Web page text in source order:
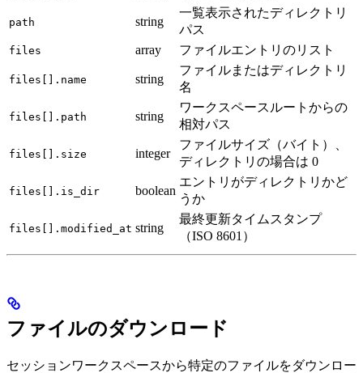
path string
一覧表示されたディレクトリ
パス
files array ファイルエントリのリスト
files[].name string
ファイルまたはディレクトリ
名
files[].path string
ワークスペースルートからの
相対パス
files[].size integer
ファイルサイズ（バイト）、
ディレクトリの場合は 0
files[].is_dir boolean
エントリがディレクトリかど
うか
files[].modified_at string
最終更新タイムスタンプ
（ISO 8601）
ファイルのダウンロード
セッションワークスペースから特定のファイルをダウンロー